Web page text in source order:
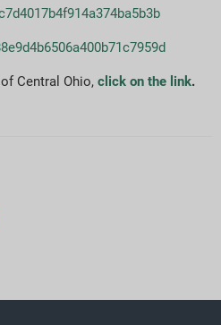
Central Ohio, click on the link.